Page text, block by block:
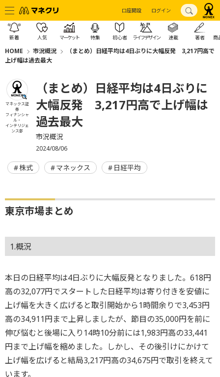
口座開設 ログイン
新着 人気 マーケット 特集 初心者 ライフデザイン 連載 著者 商
HOME 市況概況
（まとめ）日経平均は4日ぶりに大幅反発 3,217円高で
上げ幅は過去最大
マネックス証
券
フィナンシャ
ル・
インテリジェ
ンス部
（まとめ）日経平均は4日ぶりに
大幅反発 3,217円高で上げ幅は
過去最大
市況概況
2024/08/06
株式 マネックス 日経平均
東京市場まとめ
1.概況
本日の日経平均は4日ぶりに大幅反発となりました。618円
高の32,077円でスタートした日経平均は寄り付きを安値に
上げ幅を大きく広げると取引開始から1時間余りで3,453円
高の34,911円まで上昇しましたが、節目の35,000円を前に
伸び悩むと後場に入り14時10分前には1,983円高の33,441
円まで上げ幅を縮めました。しかし、その後引けにかけて
上げ幅を広げると結局3,217円高の34,675円で取引を終えて
います。